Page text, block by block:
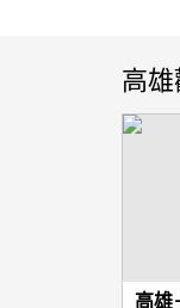
高
高雄